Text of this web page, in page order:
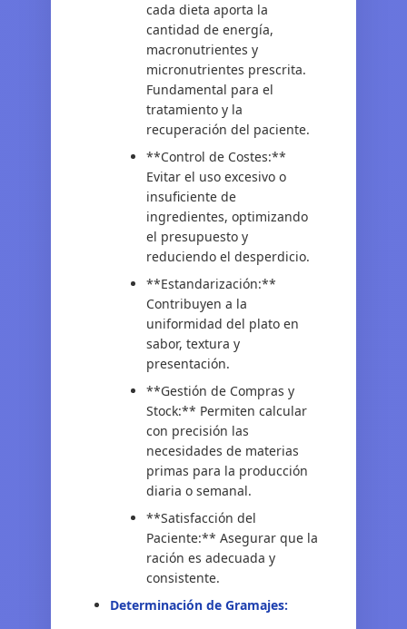
cada dieta aporta la
cantidad de energía,
macronutrientes y
micronutrientes prescrita.
Fundamental para el
tratamiento y la
recuperación del paciente.
**Control de Costes:**
Evitar el uso excesivo o
insuficiente de
ingredientes, optimizando
el presupuesto y
reduciendo el desperdicio.
**Estandarización:**
Contribuyen a la
uniformidad del plato en
sabor, textura y
presentación.
**Gestión de Compras y
Stock:** Permiten calcular
con precisión las
necesidades de materias
primas para la producción
diaria o semanal.
**Satisfacción del
Paciente:** Asegurar que la
ración es adecuada y
consistente.
Determinación de Gramajes: